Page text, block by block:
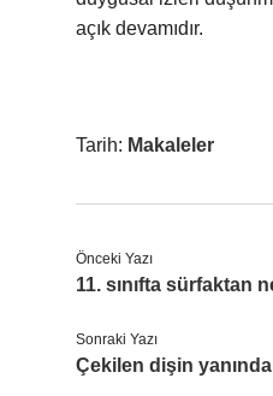
açık devamıdır.
Tarih: Makaleler
Önceki Yazı
11. sınıfta sürfaktan
Sonraki Yazı
Çekilen dişin